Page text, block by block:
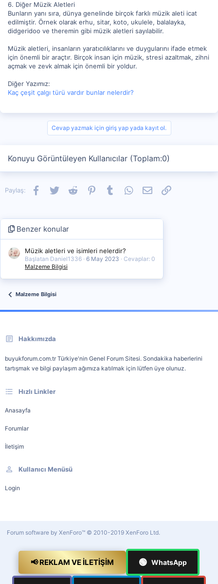
6. Diğer Müzik Aletleri
Bunların yanı sıra, dünya genelinde birçok farklı müzik aleti icat
edilmiştir. Örnek olarak erhu, sitar, koto, ukulele, balalayka,
didgeridoo ve theremin gibi müzik aletleri sayılabilir.
Müzik aletleri, insanların yaratıcılıklarını ve duygularını ifade etmek
için önemli bir araçtır. Birçok insan için müzik, stresi azaltmak, zihni
açmak ve zevk almak için önemli bir yoldur.
Diğer Yazımız:
Kaç çeşit çalgı türü vardır bunlar nelerdir?
Cevap yazmak için giriş yap yada kayıt ol.
Konuyu Görüntüleyen Kullanıcılar (Toplam:0)
Paylaş: Facebook
TwitterReddit PinterestTumblrWhatsApp
E-postaLink
Benzer konular
Müzik aletleri ve isimleri nelerdir?
Başlatan Daniel1336 6 May 2023
Cevaplar: 0
Malzeme Bilgisi
Malzeme Bilgisi
Hakkımızda
buyukforum.com.tr Türkiye'nin Genel Forum Sitesi. Sondakika haberlerini
tartışmak ve bilgi paylaşım ağımıza katılmak için lütfen üye olunuz.
Hızlı Linkler
Anasayfa
Forumlar
İletişim
Kullanıcı Menüsü
Login
Forum software by XenForo™ © 2010-2019 XenForo Ltd.
📢 REKLAM VE İLETIŞIM 🟢 WhatsApp